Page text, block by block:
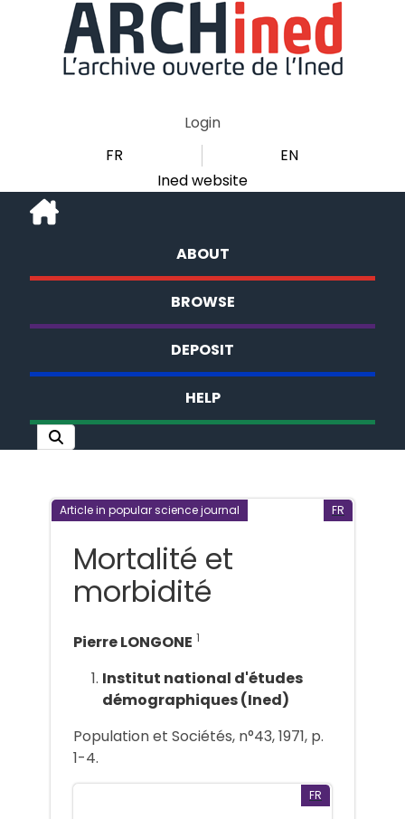
Login
FR
EN
Ined website
ABOUT
BROWSE
DEPOSIT
HELP
Article in popular science journal FR
Mortalité et
morbidité
Pierre LONGONE 1
Institut national d'études
démographiques (Ined)
Population et Sociétés, n°43, 1971, p.
1-4.
FR